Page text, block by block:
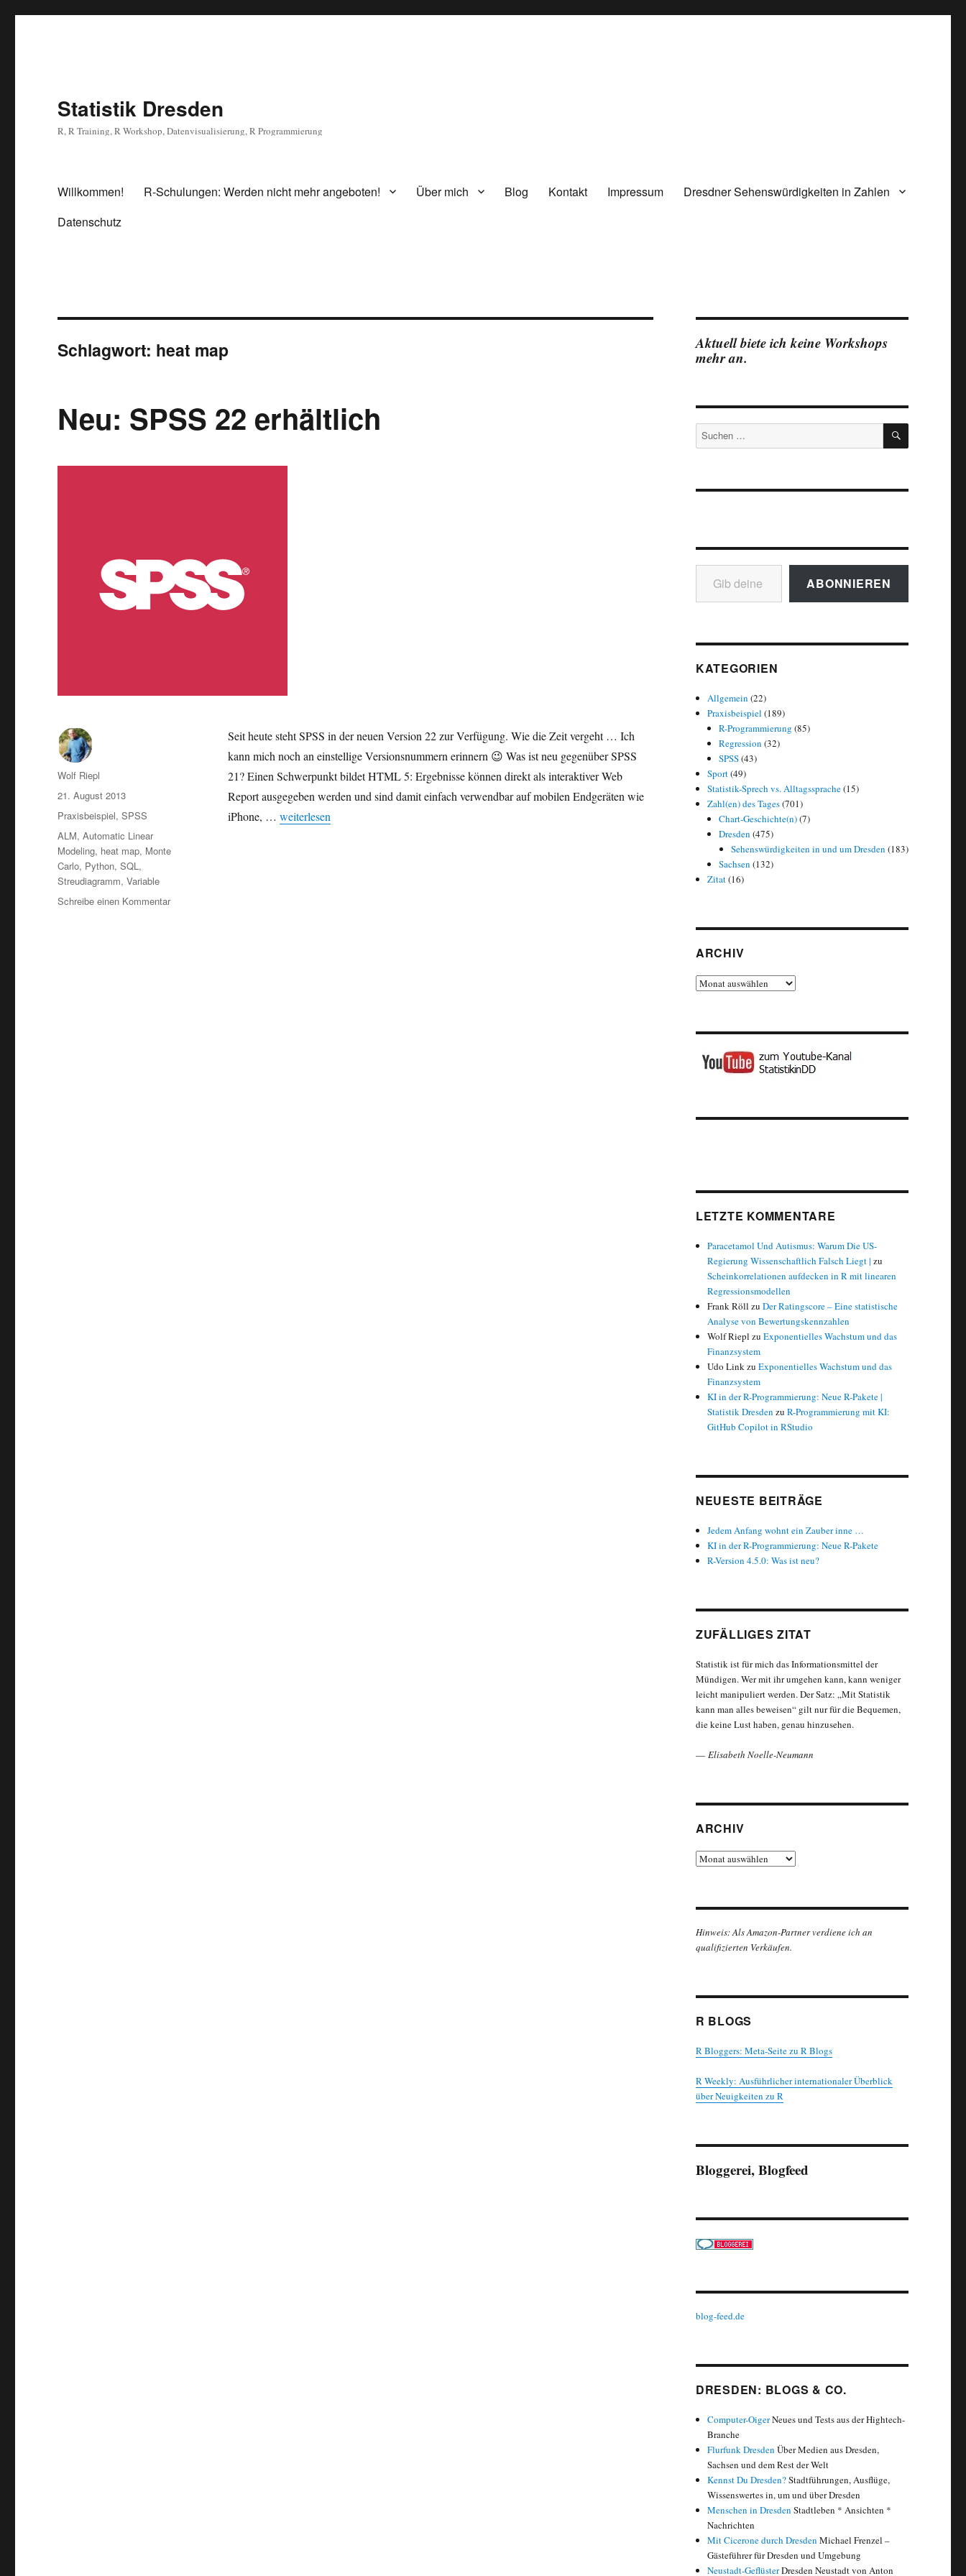
Statistik Dresden
R, R Training, R Workshop, Datenvisualisierung, R Programmierung
Willkommen! R-Schulungen: Werden nicht mehr angeboten! Über mich Blog Kontakt Impressum
Dresdner Sehenswürdigkeiten in Zahlen
Datenschutz
Schlagwort: heat map
Neu: SPSS 22 erhältlich
Seit heute steht SPSS in der neuen Version 22 zur Verfügung. Wie die Zeit vergeht … Ich
kann mich noch an einstellige Versionsnummern erinnern 😉 Was ist neu gegenüber SPSS
21? Einen Schwerpunkt bildet HTML 5: Ergebnisse können direkt als interaktiver Web
Report ausgegeben werden und sind damit einfach verwendbar auf mobilen Endgeräten wie
iPhone, … „Neu: SPSS 22 erhältlich“
weiterlesen
Autor
Wolf Riepl
Veröffentlicht
am
21. August 2013
Kategorien
Praxisbeispiel,SPSS
Schlagwörter
ALM,Automatic Linear
Modeling, heat map, Monte
Carlo, Python,SQL,
Streudiagramm,Variable
Schreibe einen Kommentarzu
Aktuell biete ich keine Workshops
mehr an.
Suchen
nach:
SUCHEN
Gib deine E-Mail-Adresse ein ...
ABONNIEREN
KATEGORIEN
Allgemein (22)
Praxisbeispiel (189)
R-Programmierung (85)
Regression (32)
SPSS(43)
Sport(49)
Statistik-Sprech vs. Alltagssprache(15)
Zahl(en) des Tages(701)
Chart-Geschichte(n)(7)
Dresden (475)
Sehenswürdigkeiten in und um Dresden (183)
Sachsen (132)
Zitat(16)
ARCHIV
Archiv
LETZTE KOMMENTARE
Paracetamol Und Autismus: Warum Die US-
Regierung Wissenschaftlich Falsch Liegt | zu
Scheinkorrelationen aufdecken in R mit linearen
Regressionsmodellen
Frank Röll zuDer Ratingscore – Eine statistische
Analyse von Bewertungskennzahlen
Wolf Riepl zuExponentielles Wachstum und das
Finanzsystem
Udo LinkzuExponentielles Wachstum und das
Finanzsystem
KI in der R-Programmierung: Neue R-Pakete |
Statistik Dresden zuR-Programmierung mit KI:
GitHub Copilot in RStudio
NEUESTE BEITRÄGE
Jedem Anfang wohnt ein Zauber inne …
KI in der R-Programmierung: Neue R-Pakete
R-Version 4.5.0: Was ist neu?
ZUFÄLLIGES ZITAT
Statistik ist für mich das Informationsmittel der
Mündigen. Wer mit ihr umgehen kann, kann weniger
leicht manipuliert werden. Der Satz: „Mit Statistik
kann man alles beweisen“ gilt nur für die Bequemen,
die keine Lust haben, genau hinzusehen.
— Elisabeth Noelle-Neumann
ARCHIV
Archiv
Hinweis: Als Amazon-Partner verdiene ich an
qualifizierten Verkäufen.
R BLOGS
R Bloggers: Meta-Seite zu R Blogs
R Weekly: Ausführlicher internationaler Überblick
über Neuigkeiten zu R
Bloggerei, Blogfeed
blog-feed.de
DRESDEN: BLOGS & CO.
Computer-OigerNeues und Tests aus der Hightech-
Branche
Flurfunk Dresden Über Medien aus Dresden,
Sachsen und dem Rest der Welt
Kennst Du Dresden?Stadtführungen, Ausflüge,
Wissenswertes in, um und über Dresden
Menschen in Dresden Stadtleben * Ansichten *
Nachrichten
Mit Cicerone durch Dresden Michael Frenzel –
Gästeführer für Dresden und Umgebung
Neustadt-GeflüsterDresden Neustadt von Anton